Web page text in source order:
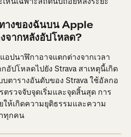
ทางของฉันบน Apple
ากหลังอัปโหลด?
อปนาฬิกาอาจแตกต่างจากเวลา
ปโหลดไปยัง Strava สาเหตุนี้เกิด
ตารางอันดับของ Strava ใช้อัลกอ
รวจจับจุดเริ่มและจุดสิ้นสุด การ
ห้เกิดความยุติธรรมและความ
ทุกคน